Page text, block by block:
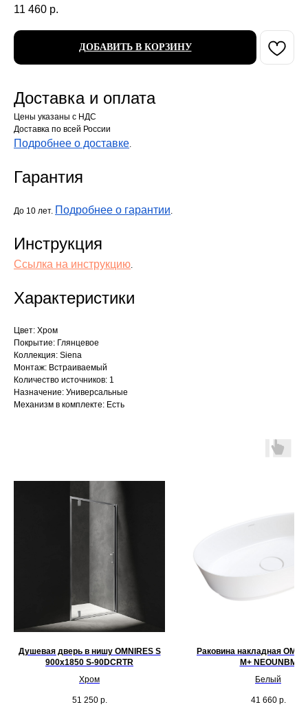
11 460 р.
ДОБАВИТЬ В КОРЗИНУ
Доставка и оплата
Цены указаны с НДС
Доставка по всей России
Подробнее о доставке.
Гарантия
До 10 лет. Подробнее о гарантии.
Инструкция
Ссылка на инструкцию.
Характеристики
Цвет: Хром
Покрытие: Глянцевое
Коллекция: Siena
Монтаж: Встраиваемый
Количество источников: 1
Назначение: Универсальные
Механизм в комплекте: Есть
Душевая дверь в нишу OMNIRES S
900x1850 S-90DCRTR
Хром
51 250 р.
Раковина накладная
M+ NEOUNBM
Белый
41 660 р.